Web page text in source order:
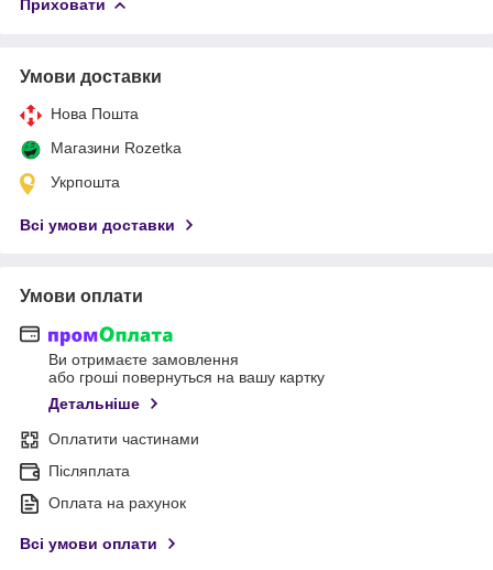
Приховати
Умови доставки
Нова Пошта
Магазини Rozetka
Укрпошта
Всі умови доставки
Умови оплати
Ви отримаєте замовлення
або гроші повернуться на вашу картку
Детальніше
Оплатити частинами
Післяплата
Оплата на рахунок
Всі умови оплати